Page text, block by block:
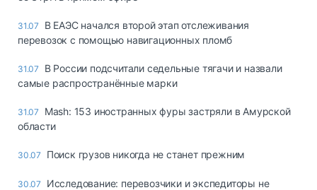
31.07
В ЕАЭС начался второй этап отслеживания
перевозок с помощью навигационных пломб
31.07
В России подсчитали седельные тягачи и назвали
самые распространённые марки
31.07
Mash: 153 иностранных фуры застряли в Амурской
области
30.07 Поиск грузов никогда не станет прежним
30.07
Исследование: перевозчики и экспедиторы не